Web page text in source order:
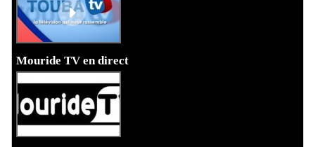
Mouride TV en direct